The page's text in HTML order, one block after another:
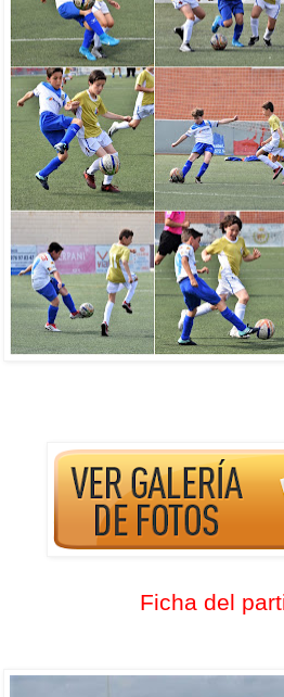
Ficha del